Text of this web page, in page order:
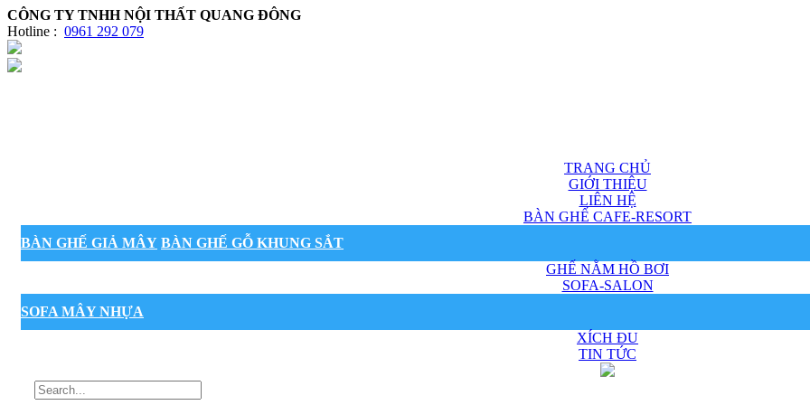
CÔNG TY TNHH NỘI THẤT QUANG ĐÔNG
Hotline : 0961 292 079
TRANG CHỦ
GIỚI THIỆU
LIÊN HỆ
BÀN GHẾ CAFE-RESORT
BÀN GHẾ GIẢ MÂY BÀN GHẾ GỖ KHUNG SẮT
GHẾ NẰM HỒ BƠI
SOFA-SALON
SOFA MÂY NHỰA
XÍCH ĐU
TIN TỨC